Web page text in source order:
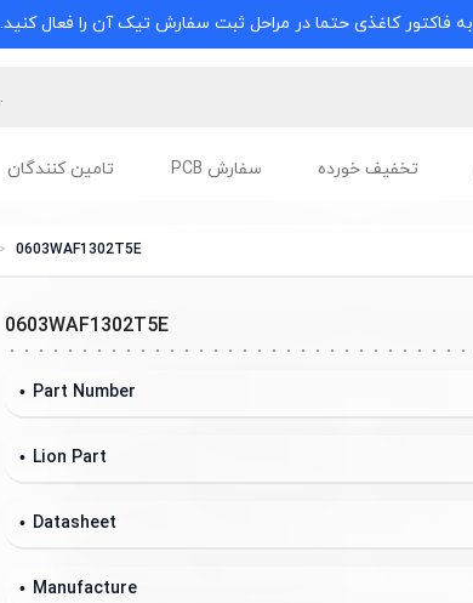
فاکتور کاغذی حتما در مراحل ثبت سفارش تیک آن را فعال کنید.
تخفیف خورده سفارش PCB تامین کنندگان
0603WAF1302T5E
0603WAF1302T5E
Part Number
Lion Part
Datasheet
Manufacture